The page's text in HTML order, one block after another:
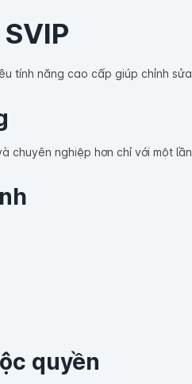
tính năng cao cấp giúp chỉnh
chuyên nghiệp hơn chỉ với một
quyền